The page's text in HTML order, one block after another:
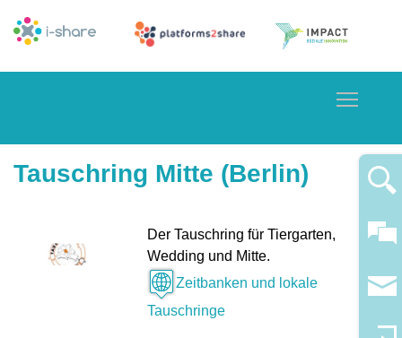
Tauschring Mitte (Berlin)
Der Tauschring für Tiergarten,
Wedding und Mitte.
Zeitbanken und lokale
Tauschringe